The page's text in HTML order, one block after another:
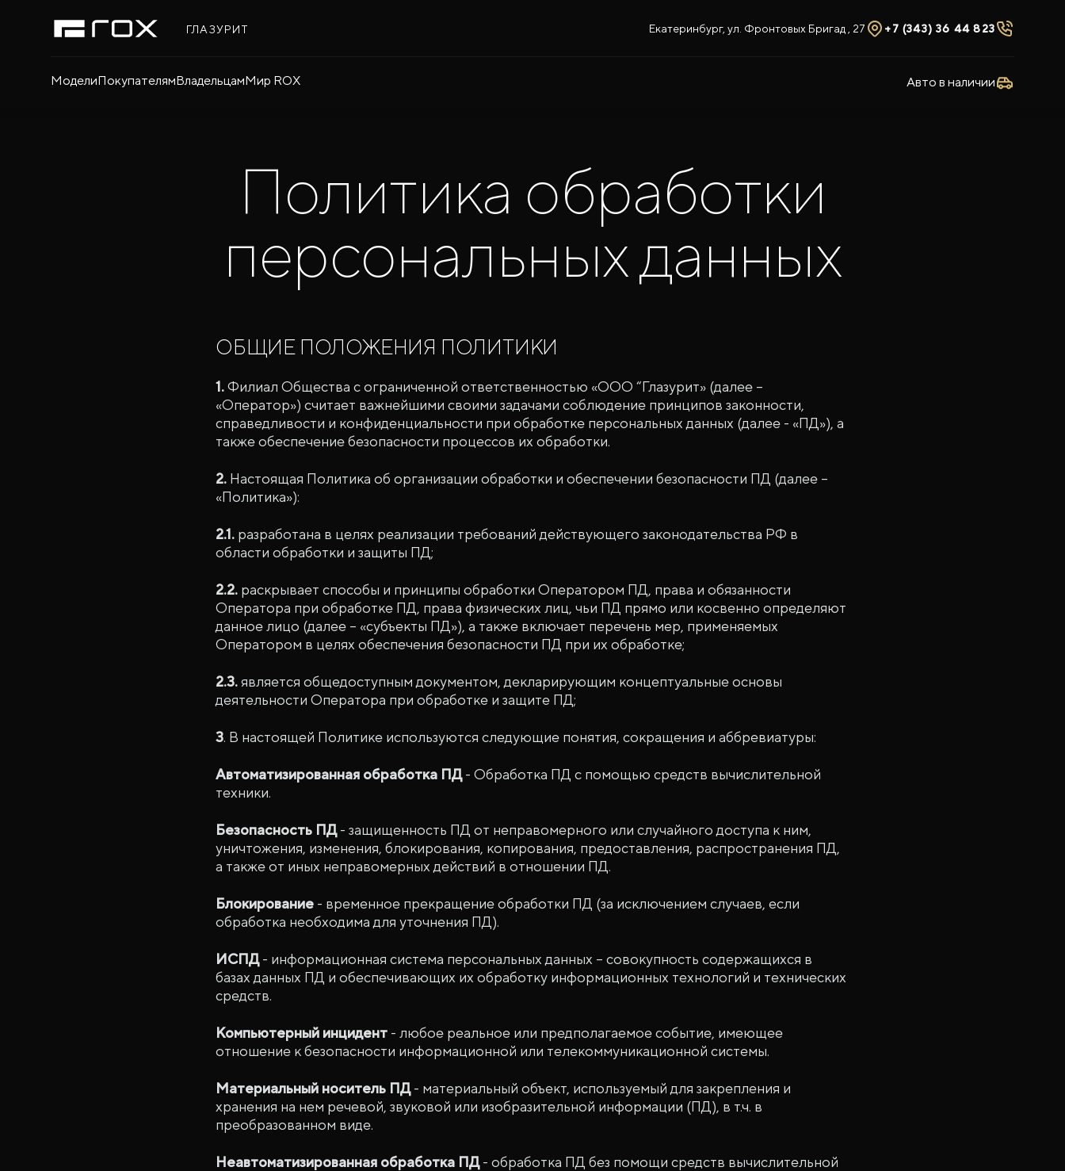
ГЛАЗУРИТ Екатеринбург, ул. Фронтовых Бригад , 27 +7 (343) 36 44 823
МоделиПокупателямВладельцамМир ROX Авто в наличии
Политика обработки
персональных данных
ОБЩИЕ ПОЛОЖЕНИЯ ПОЛИТИКИ
1.Филиал Общества с ограниченной ответственностью «ООО “Глазурит» (далее –
«Оператор») считает важнейшими своими задачами соблюдение принципов законности,
справедливости и конфиденциальности при обработке персональных данных (далее - «ПД»), а
также обеспечение безопасности процессов их обработки.
2. Настоящая Политика об организации обработки и обеспечении безопасности ПД (далее –
«Политика»):
2.1. разработана в целях реализации требований действующего законодательства РФ в
области обработки и защиты ПД;
2.2. раскрывает способы и принципы обработки Оператором ПД, права и обязанности
Оператора при обработке ПД, права физических лиц, чьи ПД прямо или косвенно определяют
данное лицо (далее – «субъекты ПД»), а также включает перечень мер, применяемых
Оператором в целях обеспечения безопасности ПД при их обработке;
2.3.является общедоступным документом, декларирующим концептуальные основы
деятельности Оператора при обработке и защите ПД;
3. В настоящей Политике используются следующие понятия, сокращения и аббревиатуры:
Автоматизированная обработка ПД- Обработка ПД с помощью средств вычислительной
техники.
Безопасность ПД- защищенность ПД от неправомерного или случайного доступа к ним,
уничтожения, изменения, блокирования, копирования, предоставления, распространения ПД,
а также от иных неправомерных действий в отношении ПД.
Блокирование - временное прекращение обработки ПД (за исключением случаев, если
обработка необходима для уточнения ПД).
ИСПД- информационная система персональных данных – совокупность содержащихся в
базах данных ПД и обеспечивающих их обработку информационных технологий и технических
средств.
Компьютерный инцидент - любое реальное или предполагаемое событие, имеющее
отношение к безопасности информационной или телекоммуникационной системы.
Материальный носитель ПД- материальный объект, используемый для закрепления и
хранения на нем речевой, звуковой или изобразительной информации (ПД), в т.ч. в
преобразованном виде.
Неавтоматизированная обработка ПД- обработка ПД без помощи средств вычислительной